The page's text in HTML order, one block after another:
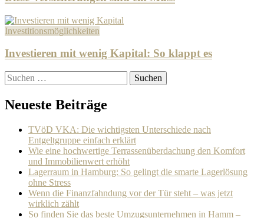
Investitionsmöglichkeiten
Investieren mit wenig Kapital: So klappt es
Suchen
nach:
Neueste Beiträge
TVöD VKA: Die wichtigsten Unterschiede nach
Entgeltgruppe einfach erklärt
Wie eine hochwertige Terrassenüberdachung den Komfort
und Immobilienwert erhöht
Lagerraum in Hamburg: So gelingt die smarte Lagerlösung
ohne Stress
Wenn die Finanzfahndung vor der Tür steht – was jetzt
wirklich zählt
So finden Sie das beste Umzugsunternehmen in Hamm –